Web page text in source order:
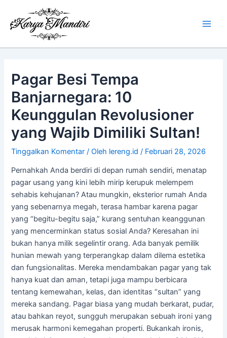
konten
Pagar Besi Tempa
Banjarnegara: 10
Keunggulan Revolusioner
yang Wajib Dimiliki Sultan!
Tinggalkan Komentar / Oleh lereng.id/ Februari 28, 2026
Pernahkah Anda berdiri di depan rumah sendiri, menatap
pagar usang yang kini lebih mirip kerupuk melempem
sehabis kehujanan? Atau mungkin, eksterior rumah Anda
yang sebenarnya megah, terasa hambar karena pagar
yang “begitu-begitu saja,” kurang sentuhan keanggunan
yang mencerminkan status sosial Anda? Keresahan ini
bukan hanya milik segelintir orang. Ada banyak pemilik
hunian mewah yang terperangkap dalam dilema estetika
dan fungsionalitas. Mereka mendambakan pagar yang tak
hanya kuat dan aman, tetapi juga mampu berbicara
tentang kemewahan, kelas, dan identitas “sultan” yang
mereka sandang. Pagar biasa yang mudah berkarat, pudar,
atau bahkan reyot, sungguh merupakan sebuah ironi yang
merusak harmoni kemegahan properti. Bukankah ironis,